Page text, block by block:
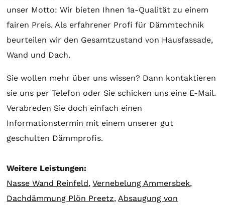
unser Motto: Wir bieten Ihnen 1a-Qualität zu einem
fairen Preis. Als erfahrener Profi für Dämmtechnik
beurteilen wir den Gesamtzustand von Hausfassade,
Wand und Dach.
Sie wollen mehr über uns wissen? Dann kontaktieren
sie uns per Telefon oder Sie schicken uns eine E-Mail.
Verabreden Sie doch einfach einen
Informationstermin mit einem unserer gut
geschulten Dämmprofis.
Weitere Leistungen:
Nasse Wand Reinfeld,Vernebelung Ammersbek,
Dachdämmung Plön Preetz, Absaugung von